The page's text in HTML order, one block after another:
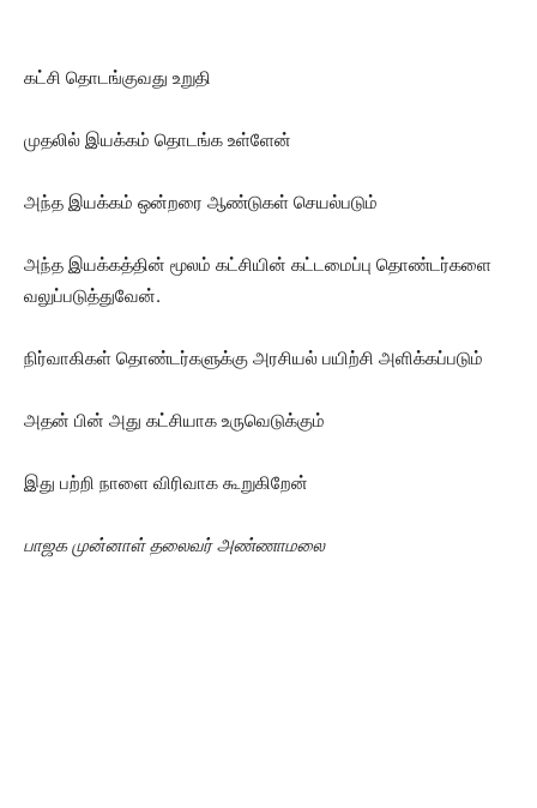
கட்சி தொடங்குவது உறுதி
முதலில் இயக்கம் தொடங்க உள்ளேன்
அந்த இயக்கம் ஒன்றரை ஆண்டுகள் செயல்படும்
அந்த இயக்கத்தின் மூலம் கட்சியின் கட்டமைப்பு தொண்டர்களை
வலுப்படுத்துவேன்.
நிர்வாகிகள் தொண்டர்களுக்கு அரசியல் பயிற்சி அளிக்கப்படும்
அதன் பின் அது கட்சியாக உருவெடுக்கும்
இது பற்றி நாளை விரிவாக கூறுகிறேன்
பாஜக முன்னாள் தலைவர் அண்ணாமலை